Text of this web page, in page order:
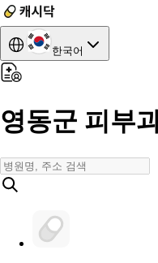
한국어
영동군 피부